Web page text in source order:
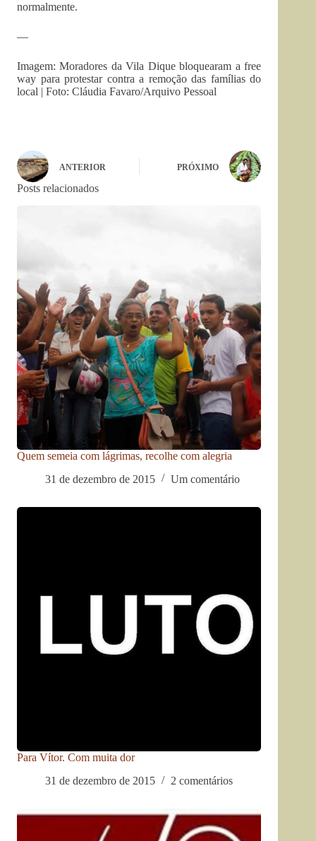
normalmente.
—
Imagem: Moradores da Vila Dique bloquearam a free
way para protestar contra a remoção das famílias do
local | Foto: Cláudia Favaro/Arquivo Pessoal
ANTERIOR PRÓXIMO
Posts relacionados
Quem semeia com lágrimas, recolhe com alegria
31 de dezembro de 2015
Um comentário
Para Vítor. Com muita dor
31 de dezembro de 2015
2 comentários